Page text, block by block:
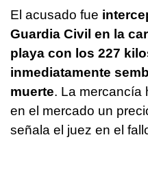
El acusado fue
Guardia Civil en la
playa con los 227
inmediatamente
muerte. La mercancía
en el mercado un
señala el juez en el